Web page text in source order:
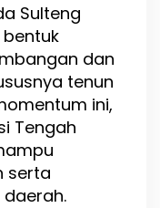
Sulteng
bentuk
dan
tenun
ini,
Tengah
serta